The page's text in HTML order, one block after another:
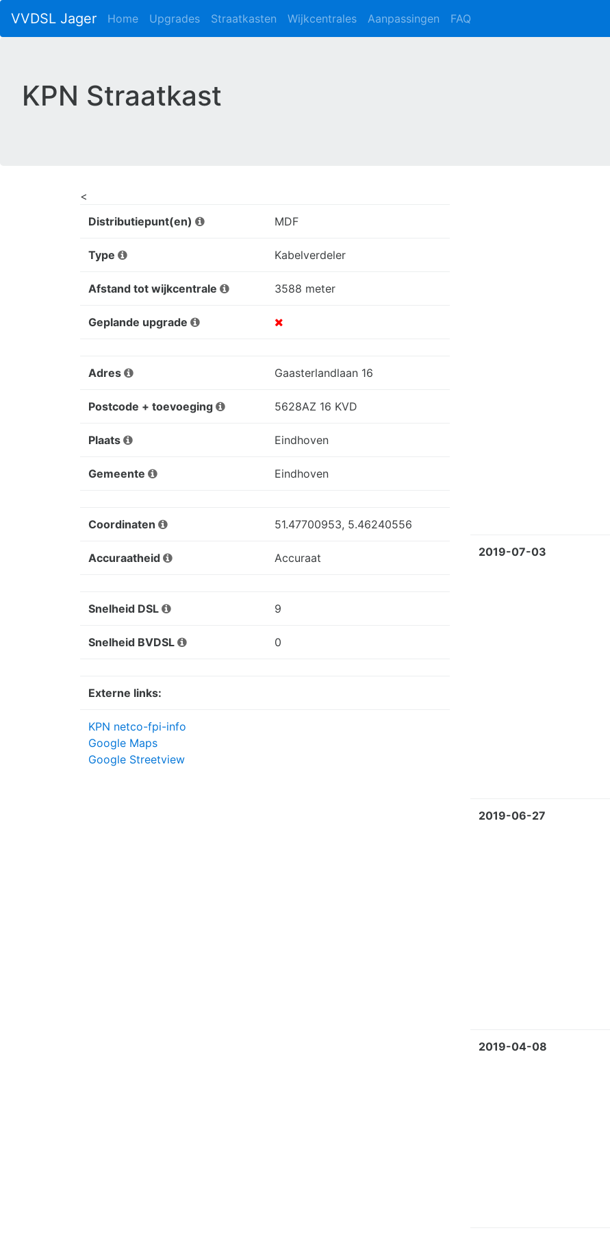
VVDSL Jager Home Upgrades Straatkasten Wijkcentrales Aanpassingen FAQ
KPN Straatkast
<
Distributiepunt(en)
MDF
Type Kabelverdeler
Afstand tot wijkcentrale 3588 meter
Geplande upgrade
Adres Gaasterlandlaan 16
Postcode + toevoeging 5628AZ 16 KVD
Plaats Eindhoven
Gemeente Eindhoven
Coordinaten 51.47700953, 5.46240556
Accuraatheid Accuraat
Snelheid DSL 9
Snelheid BVDSL 0
Externe links:
KPN netco-fpi-info
Google Maps
Google Streetview
2019-07-03
2019-06-27
2019-04-08